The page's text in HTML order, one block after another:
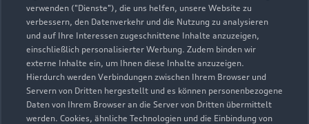
verwenden ("Dienste"), die uns helfen, unsere Website zu
verbessern, den Datenverkehr und die Nutzung zu analysieren
und auf Ihre Interessen zugeschnittene Inhalte anzuzeigen,
einschließlich personalisierter Werbung. Zudem binden wir
externe Inhalte ein, um Ihnen diese Inhalte anzuzeigen.
Hierdurch werden Verbindungen zwischen Ihrem Browser und
Servern von Dritten hergestellt und es können personenbezogene
Daten von Ihrem Browser an die Server von Dritten übermittelt
werden. Cookies, ähnliche Technologien und die Einbindung von
Heininger Str. 16
73037 Göppingen